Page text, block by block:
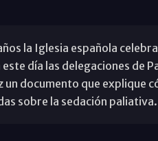
la Iglesia española
día las delegaciones de
un documento que explique
sobre la sedación paliativa.